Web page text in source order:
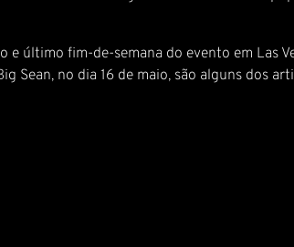
último fim-de-semana do evento em Las
Sean, no dia 16 de maio, são alguns dos